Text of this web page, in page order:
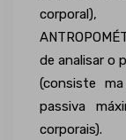
de analisar o
(consiste
passiva
corporais).